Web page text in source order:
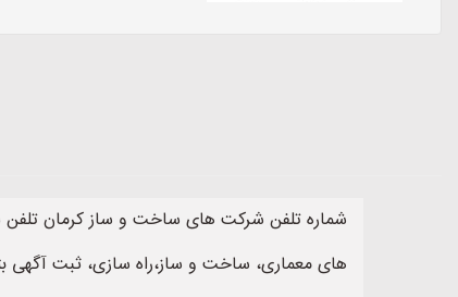
شماره تلفن شرکت های ساخت و ساز کرمان تلفن
های معماری، ساخت و ساز،راه سازی، ثبت آگهی